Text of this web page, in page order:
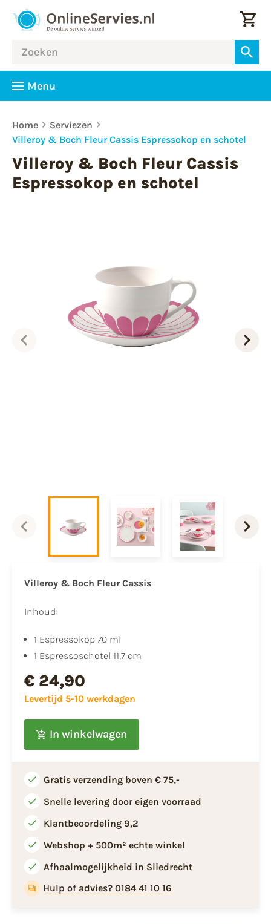
Menu
Home
Serviezen
Villeroy & Boch Fleur Cassis Espressokop en schotel
Villeroy & Boch Fleur Cassis
Espressokop en schotel
Villeroy & Boch Fleur Cassis
Inhoud:
1 Espressokop 70 ml
1 Espressoschotel 11,7 cm
€ 24,90
Levertijd 5-10 werkdagen
In winkelwagen
Gratis verzending boven € 75,-
Snelle levering door eigen voorraad
Klantbeoordeling 9,2
Webshop + 500m² echte winkel
Afhaalmogelijkheid in Sliedrecht
Hulp of advies? 0184 41 10 16